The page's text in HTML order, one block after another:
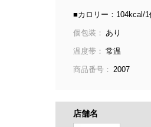
■カロリー：104kcal/1
個包装： あり
温度帯： 常温
商品番号： 2007
店舗名